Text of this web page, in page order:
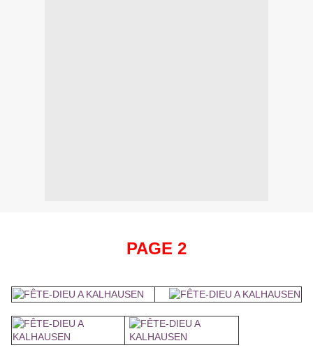
PAGE 2